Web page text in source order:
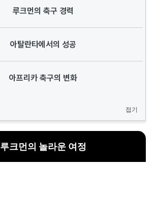
루크먼의 축구 경력
아탈란타에서의 성공
아프리카 축구의 변화
접기
루크먼의 놀라운 여정